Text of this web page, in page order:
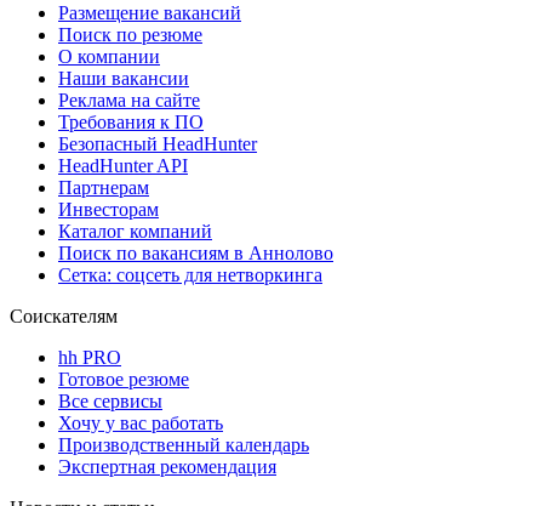
Размещение вакансий
Поиск по резюме
О компании
Наши вакансии
Реклама на сайте
Требования к ПО
Безопасный HeadHunter
HeadHunter API
Партнерам
Инвесторам
Каталог компаний
Поиск по вакансиям в Аннолово
Сетка: соцсеть для нетворкинга
Соискателям
hh PRO
Готовое резюме
Все сервисы
Хочу у вас работать
Производственный календарь
Экспертная рекомендация